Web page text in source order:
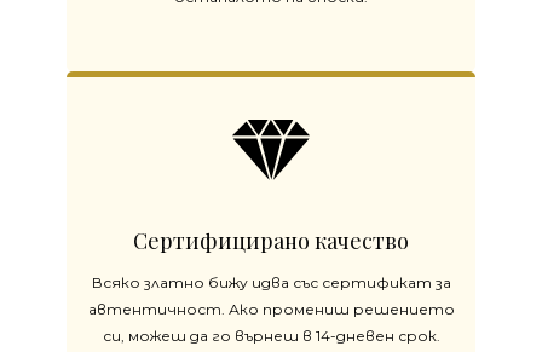
Сертифицирано качество
Всяко златно бижу идва със сертификат за
автентичност. Ако промениш решението
си, можеш да го върнеш в 14-дневен срок.